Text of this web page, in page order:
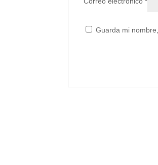
Guarda mi